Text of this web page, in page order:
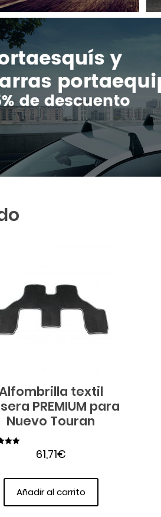
textil
PREMIUM para
Nuevo Touran
61,71€
Añadir al carrito